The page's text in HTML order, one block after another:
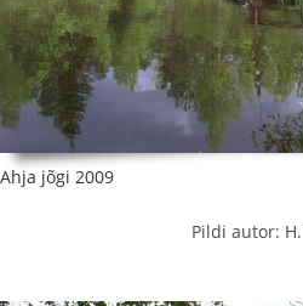
Ahja jõgi 2009
Pildi autor: